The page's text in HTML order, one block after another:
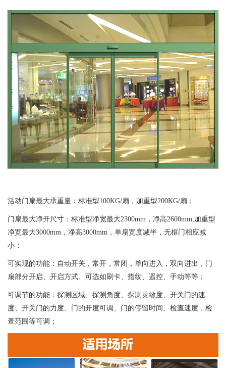
活动门扇最大承重量：标准型100KG/扇，加重型200KG/扇；
门扇最大净开尺寸：标准型净宽最大2300mm，净高2600mm,加重型
净宽最大3000mm，净高3000mm，单扇宽度减半，无框门相应减
小；
可实现的功能：自动开关，常开，常闭，单向进入，双向进出，门
扇部分开启、开启方式、可选如刷卡、指纹、遥控、手动等等；
可调节的功能：探测区域、探测角度、探测灵敏度、开关门的速
度、开关门的力度、门的开度可调、门的停留时间、检查速度，检
查范围等可调；